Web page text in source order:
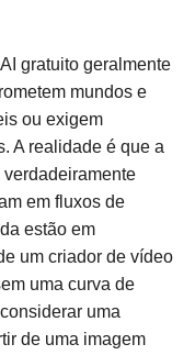
gratuito geralmente
mundos e
ou exigem
A realidade é que a
em fluxos de
estão em
um criador de vídeo
uma curva de
uma
de uma imagem